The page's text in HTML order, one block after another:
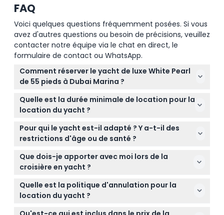
FAQ
Voici quelques questions fréquemment posées. Si vous
avez d'autres questions ou besoin de précisions, veuillez
contacter notre équipe via le chat en direct, le
formulaire de contact ou WhatsApp.
Comment réserver le yacht de luxe White Pearl
de 55 pieds à Dubai Marina ?
Vous pouvez facilement réserver votre croisière en
yacht de luxe en ligne directement ici sur ce site. Il
vous suffit de sélectionner votre date et heure
préférées pour vérifier la disponibilité et compléter
votre réservation en quelques clics.
Quelle est la durée minimale de location pour la
location du yacht ?
La durée minimale de location pour le yacht de luxe
White Pearl de 55 pieds est de 2 heures, ce qui vous
laisse assez de temps pour vous détendre et
profiter de la croisière autour de Dubai Marina. Vous
pouvez choisir des durées plus longues selon vos
Pour qui le yacht est-il adapté ? Y a-t-il des
restrictions d'âge ou de santé ?
Ce yacht est parfait pour les groupes intimes, les
célébrations et les familles, pouvant accueillir
confortablement jusqu'à 22 invités. Il n'y a pas de
restrictions d'âge strictes, mais tous les passagers
doivent être en mesure de profiter de l'expérience
Que dois-je apporter avec moi lors de la
croisière en yacht ?
Nous recommandons d'apporter un maillot de bain
si vous prévoyez de nager, ainsi que des vêtements
décontractés élégants en été ou une légère veste
pour les soirées plus fraîches. N'oubliez pas votre
Quelle est la politique d'annulation pour la
location du yacht ?
Vous pouvez annuler jusqu'à 48 heures à l'avance